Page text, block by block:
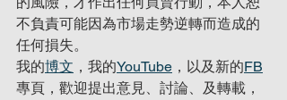
不負責可能因為市場走勢逆轉而造成的
任何損失。
我的博文 ，我的YouTube ，以及新的FB
專頁，歡迎提出意見、討論、及轉載，